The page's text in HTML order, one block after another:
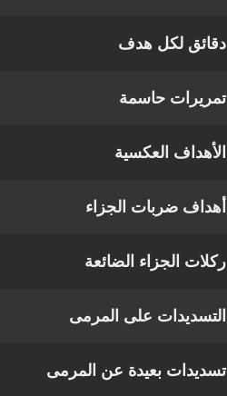
دقائق لكل هدف
تمريرات حاسمة
الأهداف العكسية
أهداف ضربات الجزاء
ركلات الجزاء الضائعة
التسديدات على المرمى
تسديدات بعيدة عن المرمى